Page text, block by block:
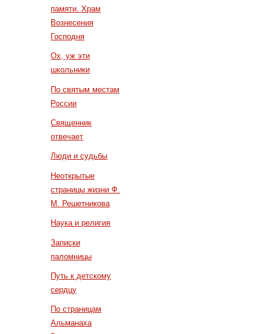
памяти. Храм
Вознесения
Господня
Ох, уж эти
школьники
По святым местам
России
Священник
отвечает
Люди и судьбы
Неоткрытые
страницы жизни Ф.
М. Решетникова
Наука и религия
Записки
паломницы
Путь к детскому
сердцу
По страницам
Альманаха